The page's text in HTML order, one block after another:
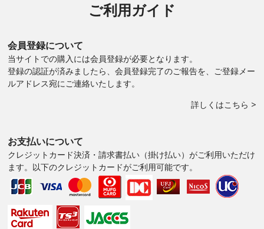
ご利用ガイド
会員登録について
当サイトでの購入には会員登録が必要となります。
登録の認証が済みましたら、会員登録完了のご報告を、ご登録メー
ルアドレス宛にご連絡いたします。
詳しくはこちら >
お支払いについて
クレジットカード決済・請求書払い（掛け払い）がご利用いただけ
ます。以下のクレジットカードがご利用可能です。